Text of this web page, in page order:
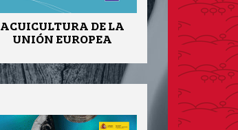
ACUICULTURA DE LA
UNIÓN EUROPEA